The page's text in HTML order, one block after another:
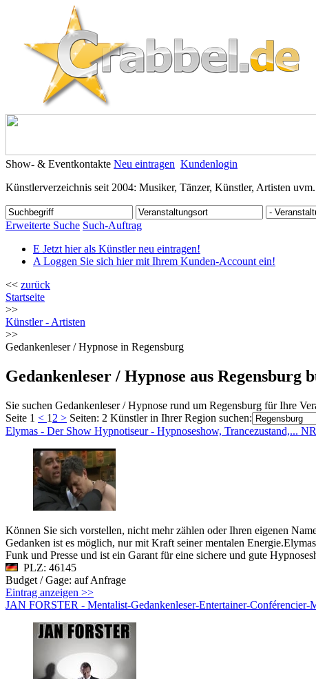
Show- & Eventkontakte Neu eintragen Kundenlogin
Künstlerverzeichnis seit 2004: Musiker, Tänzer, Künstler, Artisten
Erweiterte Suche Such-Auftrag
E Jetzt hier als Künstler neu eintragen!
A Loggen Sie sich hier mit Ihrem Kunden-Account ein!
<< zurück
Startseite
>>
Künstler - Artisten
>>
Gedankenleser / Hypnose in Regensburg
Gedankenleser / Hypnose aus Regensburg
Sie suchen Gedankenleser / Hypnose rund um Regensburg für Ihre
Seite 1 < 1 2 > Seiten: 2 Künstler in Ihrer Region suchen:
Elymas - Der Show Hypnotiseur - Hypnoseshow, Trancezustand,...
Können Sie sich vorstellen, nicht mehr zählen oder Ihren eigenen
Gedanken ist es möglich, nur mit Kraft seiner mentalen
Funk und Presse und ist ein Garant für eine sichere und gute
PLZ: 46145
Budget / Gage: auf Anfrage
Eintrag anzeigen >>
JAN FORSTER - Mentalist-Gedankenleser-Entertainer-Conférencier-